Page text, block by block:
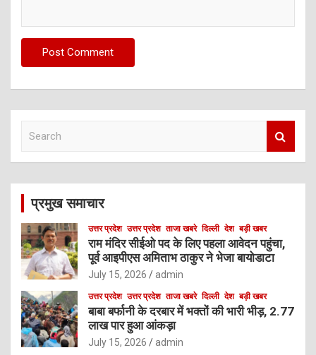
c
प्रमुख समाचार
उत्तर प्रदेश उत्तर प्रदेश ताजा खबरे दिल्ली देश बड़ी खबर
राम मंदिर सीईओ पद के लिए पहला आवेदन पहुंचा,
पूर्व आइपीएस अमिताभ ठाकुर ने भेजा बायोडाटा
July 15, 2026 admin
उत्तर प्रदेश उत्तर प्रदेश ताजा खबरे दिल्ली देश बड़ी खबर
बाबा बर्फानी के दरबार में भक्तों की भारी भीड़, 2.77
लाख पार हुआ आंकड़ा
July 15, 2026 admin